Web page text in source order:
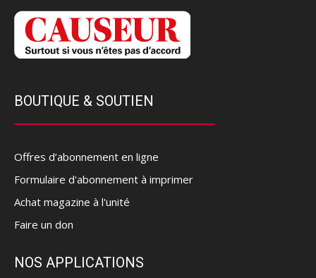
BOUTIQUE & SOUTIEN
Offres d’abonnement en ligne
Formulaire d'abonnement à imprimer
Achat magazine à l'unité
Faire un don
NOS APPLICATIONS